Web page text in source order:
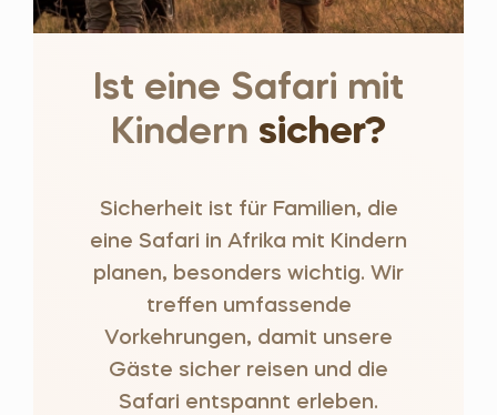
Ist eine Safari mit
Kindern sicher?
Sicherheit ist für Familien, die
eine Safari in Afrika mit Kindern
planen, besonders wichtig. Wir
treffen umfassende
Vorkehrungen, damit unsere
Gäste sicher reisen und die
Safari entspannt erleben.